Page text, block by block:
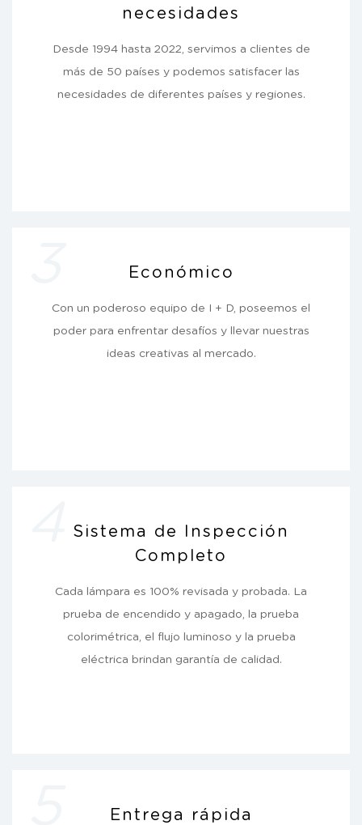
necesidades
Desde 1994 hasta 2022, servimos a clientes de
más de 50 países y podemos satisfacer las
necesidades de diferentes países y regiones.
Económico
Con un poderoso equipo de I + D, poseemos el
poder para enfrentar desafíos y llevar nuestras
ideas creativas al mercado.
Sistema de Inspección
Completo
Cada lámpara es 100% revisada y probada. La
prueba de encendido y apagado, la prueba
colorimétrica, el flujo luminoso y la prueba
eléctrica brindan garantía de calidad.
Entrega rápida